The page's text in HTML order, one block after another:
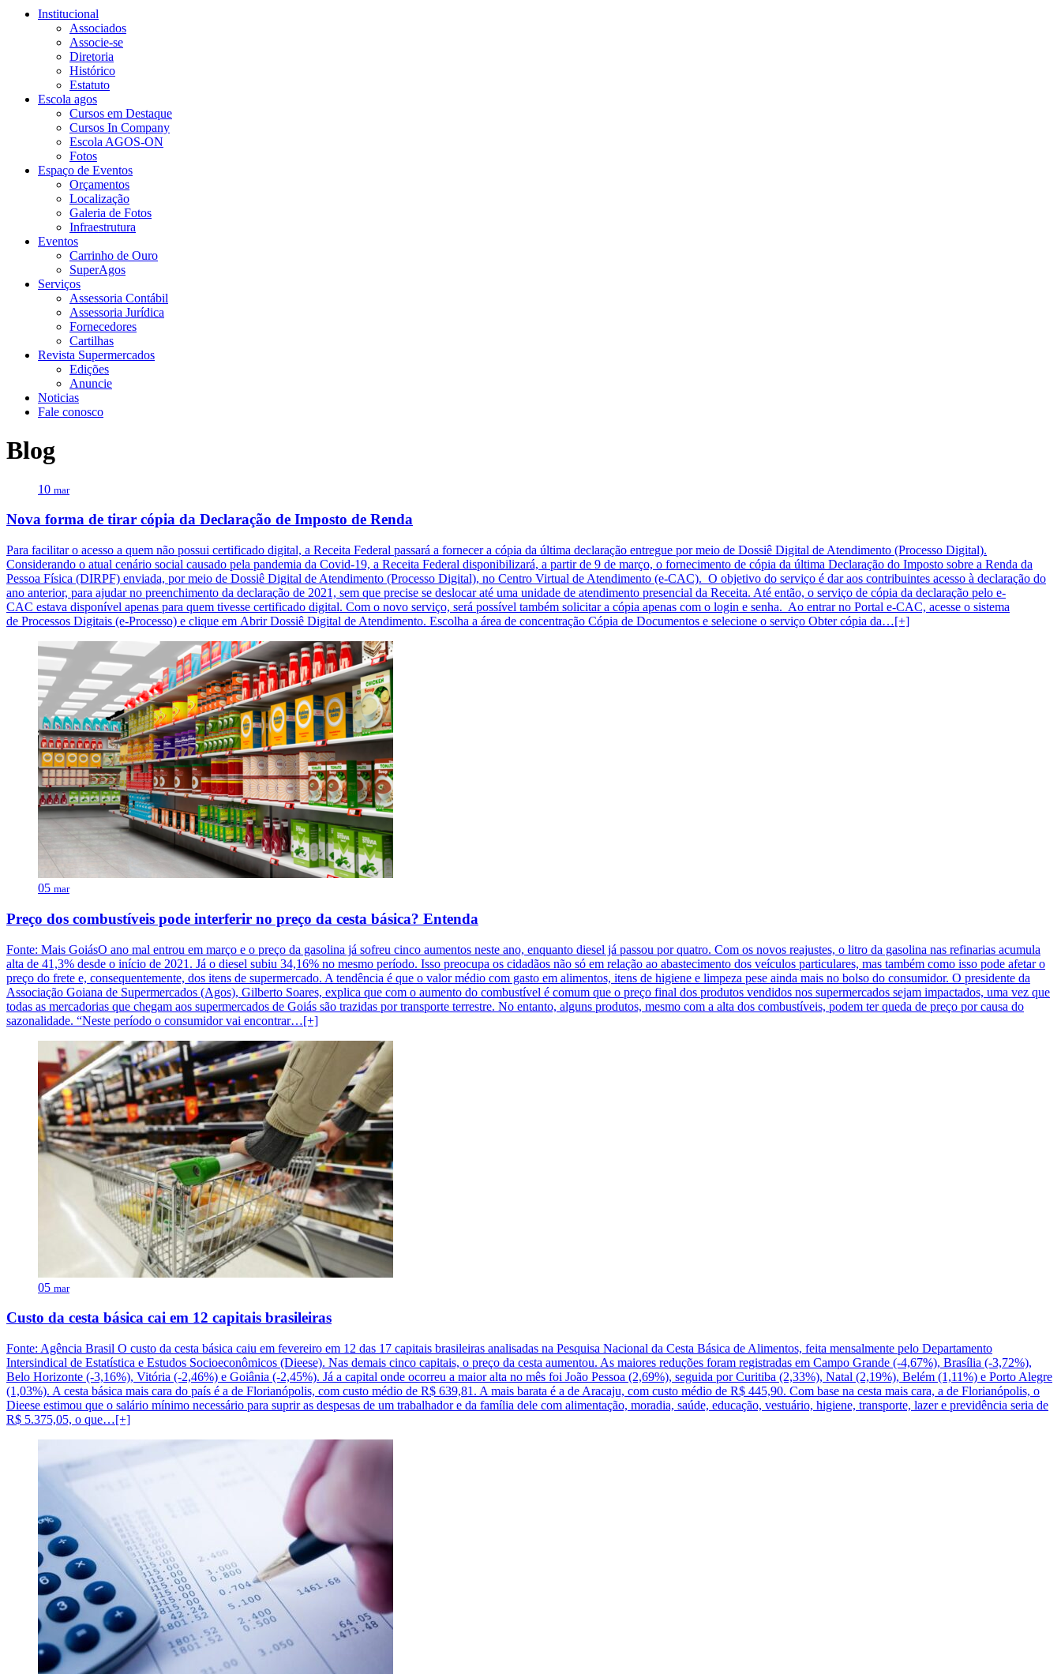
Institucional
Associados
Associe-se
Diretoria
Histórico
Estatuto
Escola agos
Cursos em Destaque
Cursos In Company
Escola AGOS-ON
Fotos
Espaço de Eventos
Orçamentos
Localização
Galeria de Fotos
Infraestrutura
Eventos
Carrinho de Ouro
SuperAgos
Serviços
Assessoria Contábil
Assessoria Jurídica
Fornecedores
Cartilhas
Revista Supermercados
Edições
Anuncie
Noticias
Fale conosco
Blog
10 mar
Nova forma de tirar cópia da Declaração de Imposto de Renda
Para facilitar o acesso a quem não possui certificado digital, a Receita Federal passará a fornecer a cópia da última declaração entregue por meio de Dossiê Digital de Atendimento (Processo Digital).
Considerando o atual cenário social causado pela pandemia da Covid-19, a Receita Federal disponibilizará, a partir de 9 de março, o fornecimento de cópia da última Declaração do Imposto sobre a Renda da
Pessoa Física (DIRPF) enviada, por meio de Dossiê Digital de Atendimento (Processo Digital), no Centro Virtual de Atendimento (e-CAC). O objetivo do serviço é dar aos contribuintes acesso à declaração do
ano anterior, para ajudar no preenchimento da declaração de 2021, sem que precise se deslocar até uma unidade de atendimento presencial da Receita. Até então, o serviço de cópia da declaração pelo e-
CAC estava disponível apenas para quem tivesse certificado digital. Com o novo serviço, será possível também solicitar a cópia apenas com o login e senha. Ao entrar no Portal e-CAC, acesse o sistema
de Processos Digitais (e-Processo) e clique em Abrir Dossiê Digital de Atendimento. Escolha a área de concentração Cópia de Documentos e selecione o serviço Obter cópia da…[+]
05 mar
Preço dos combustíveis pode interferir no preço da cesta básica? Entenda
Fonte: Mais GoiásO ano mal entrou em março e o preço da gasolina já sofreu cinco aumentos neste ano, enquanto diesel já passou por quatro. Com os novos reajustes, o litro da gasolina nas refinarias acumula
alta de 41,3% desde o início de 2021. Já o diesel subiu 34,16% no mesmo período. Isso preocupa os cidadãos não só em relação ao abastecimento dos veículos particulares, mas também como isso pode afetar o
preço do frete e, consequentemente, dos itens de supermercado. A tendência é que o valor médio com gasto em alimentos, itens de higiene e limpeza pese ainda mais no bolso do consumidor. O presidente da
Associação Goiana de Supermercados (Agos), Gilberto Soares, explica que com o aumento do combustível é comum que o preço final dos produtos vendidos nos supermercados sejam impactados, uma vez que
todas as mercadorias que chegam aos supermercados de Goiás são trazidas por transporte terrestre. No entanto, alguns produtos, mesmo com a alta dos combustíveis, podem ter queda de preço por causa do
sazonalidade. “Neste período o consumidor vai encontrar…[+]
05 mar
Custo da cesta básica cai em 12 capitais brasileiras
Fonte: Agência Brasil O custo da cesta básica caiu em fevereiro em 12 das 17 capitais brasileiras analisadas na Pesquisa Nacional da Cesta Básica de Alimentos, feita mensalmente pelo Departamento
Intersindical de Estatística e Estudos Socioeconômicos (Dieese). Nas demais cinco capitais, o preço da cesta aumentou. As maiores reduções foram registradas em Campo Grande (-4,67%), Brasília (-3,72%),
Belo Horizonte (-3,16%), Vitória (-2,46%) e Goiânia (-2,45%). Já a capital onde ocorreu a maior alta no mês foi João Pessoa (2,69%), seguida por Curitiba (2,33%), Natal (2,19%), Belém (1,11%) e Porto Alegre
(1,03%). A cesta básica mais cara do país é a de Florianópolis, com custo médio de R$ 639,81. A mais barata é a de Aracaju, com custo médio de R$ 445,90. Com base na cesta mais cara, a de Florianópolis, o
Dieese estimou que o salário mínimo necessário para suprir as despesas de um trabalhador e da família dele com alimentação, moradia, saúde, educação, vestuário, higiene, transporte, lazer e previdência seria de
R$ 5.375,05, o que…[+]